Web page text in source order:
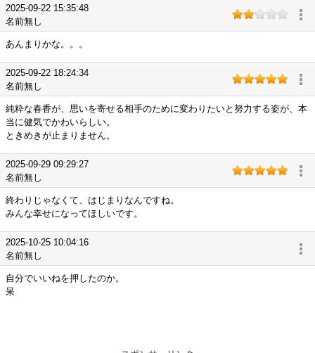
2025-09-22 15:35:48
名前無し
あんまりかな。。。
2025-09-22 18:24:34
名前無し
純粋な春香が、思いを寄せる相手のために変わりたいと努力する姿が、本
当に健気でかわいらしい。
ときめきが止まりません。
2025-09-29 09:29:27
名前無し
終わりじゃなくて、はじまりなんですね。
みんな幸せになってほしいです。
2025-10-25 10:04:16
名前無し
自分でいいねを押したのか。
呆